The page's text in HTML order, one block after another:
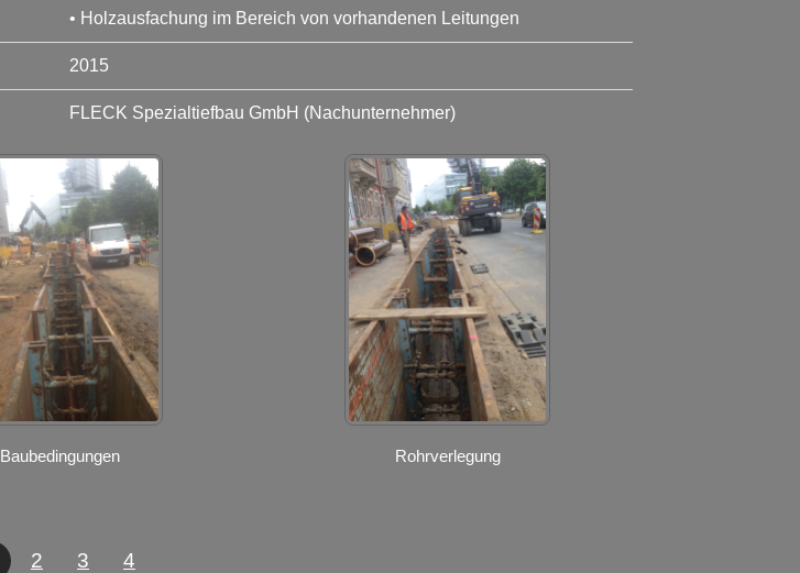
• Holzausfachung im Bereich von vorhandenen Leitungen
2015
FLECK Spezialtiefbau GmbH (Nachunternehmer)
Baubedingungen Rohrverlegung
2 3 4